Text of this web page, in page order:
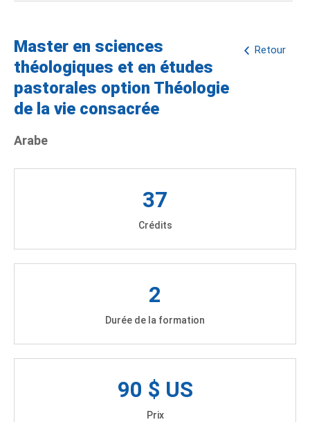
Retour
Master en sciences
théologiques et en études
pastorales option Théologie
de la vie consacrée
Arabe
37
Crédits
2
Durée de la formation
90 $ US
Prix